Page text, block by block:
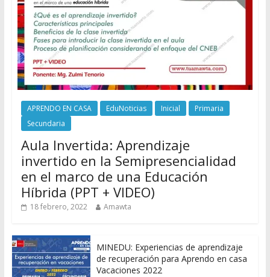
APRENDO EN CASA EduNoticias Inicial
Primaria
Secundaria
Aula Invertida: Aprendizaje
invertido en la Semipresencialidad
en el marco de una Educación
Híbrida (PPT + VIDEO)
18 febrero, 2022 Amawta
MINEDU: Experiencias de aprendizaje
de recuperación para Aprendo en casa
Vacaciones 2022